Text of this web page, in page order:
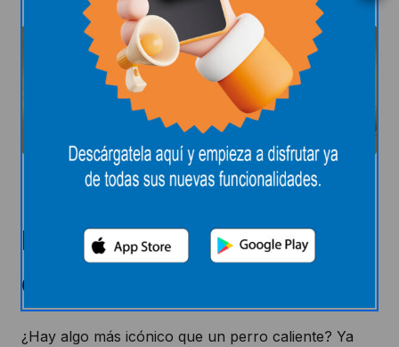
¡Feliz Día Mundial del
Hot Dog! La guía
definitiva del "Dogo"
¿Hay algo más icónico que un perro caliente? Ya